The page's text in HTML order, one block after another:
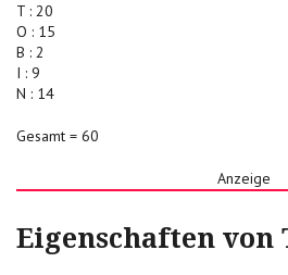
T : 20
O : 15
B : 2
I : 9
N : 14
Gesamt = 60
Anzeige
Eigenschaften von